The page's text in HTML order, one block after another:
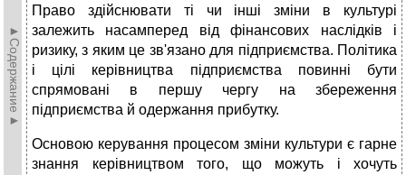
►Содержание►
Право здійснювати ті чи інші зміни в культурі
залежить насамперед від фінансових наслідків і
ризику, з яким це зв'язано для підприємства. Політика
і цілі керівництва підприємства повинні бути
спрямовані в першу чергу на збереження
підприємства й одержання прибутку.
Основою керування процесом зміни культури є гарне
знання керівництвом того, що можуть і хочуть